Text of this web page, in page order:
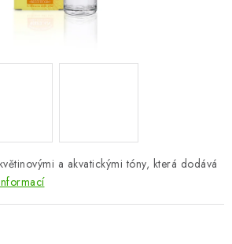
a akvatickými tóny, která dodává